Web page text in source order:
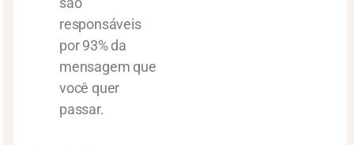
responsáveis
por 93% da
mensagem que
você quer
passar.